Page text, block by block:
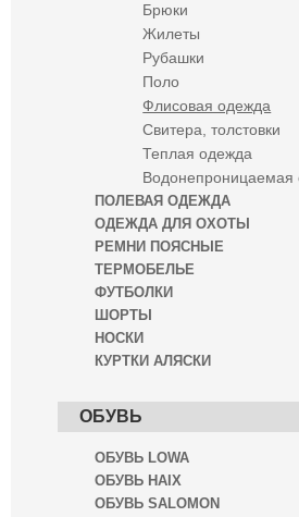
Брюки
Жилеты
Рубашки
Поло
Флисовая одежда
Свитера, толстовки
Теплая одежда
Водонепроницаемая
ПОЛЕВАЯ ОДЕЖДА
ОДЕЖДА ДЛЯ ОХОТЫ
РЕМНИ ПОЯСНЫЕ
ТЕРМОБЕЛЬЕ
ФУТБОЛКИ
ШОРТЫ
НОСКИ
КУРТКИ АЛЯСКИ
ОБУВЬ
ОБУВЬ LOWA
ОБУВЬ HAIX
ОБУВЬ SALOMON